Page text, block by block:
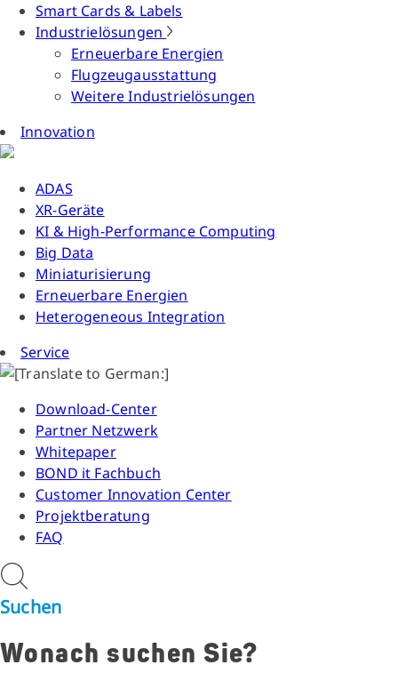
Smart Cards & Labels
Industrielösungen
Erneuerbare Energien
Flugzeugausstattung
Weitere Industrielösungen
Innovation
ADAS
XR-Geräte
KI & High-Performance Computing
Big Data
Miniaturisierung
Erneuerbare Energien
Heterogeneous Integration
Service
Download-Center
Partner Netzwerk
Whitepaper
BOND it Fachbuch
Customer Innovation Center
Projektberatung
FAQ
Suchen
Wonach suchen Sie?